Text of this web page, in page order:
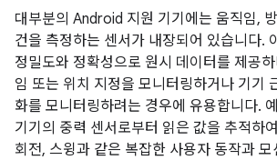
대부분의 Android 지원 기기에는 움직임,
건을 측정하는 센서가 내장되어 있습니다.
정밀도와 정확성으로 원시 데이터를 제공
임 또는 위치 지정을 모니터링하거나 기기
화를 모니터링하려는 경우에 유용합니다.
기기의 중력 센서로부터 읽은 값을 추적하
회전, 스윙과 같은 복잡한 사용자 동작과